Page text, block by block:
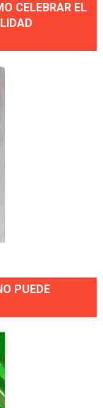
CELEBRAR EL
PUEDE